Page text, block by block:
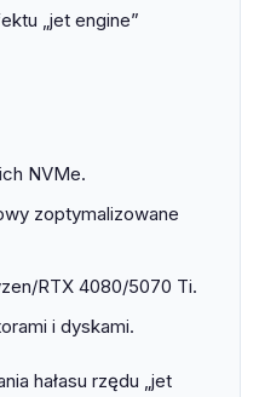
„jet engine”
NVMe.
zoptymalizowane
RTX 4080/5070 Ti.
i dyskami.
hałasu rzędu „jet